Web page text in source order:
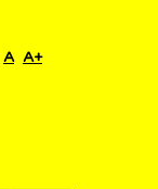
A A+